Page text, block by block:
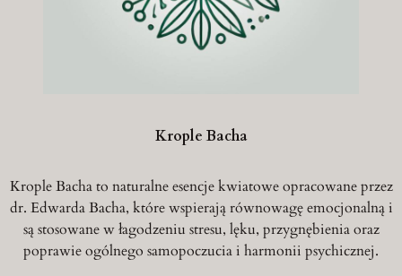
Krople Bacha
Krople Bacha to naturalne esencje kwiatowe opracowane przez
dr. Edwarda Bacha, które wspierają równowagę emocjonalną i
są stosowane w łagodzeniu stresu, lęku, przygnębienia oraz
poprawie ogólnego samopoczucia i harmonii psychicznej.